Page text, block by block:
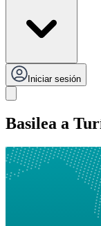
Iniciar sesión
Basilea a